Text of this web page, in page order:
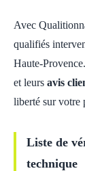
Avec
qualifiés
Haute-
et leurs avis
liberté sur votre
Liste de
technique